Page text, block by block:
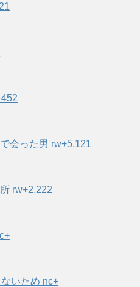
会った男 rw+5,121
rw+2,222
いため nc+